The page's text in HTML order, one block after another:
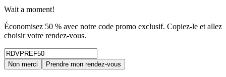
Wait a moment!
Économisez 50 % avec notre code promo exclusif. Copiez-le et allez
choisir votre rendez-vous.
Non merci Prendre mon rendez-vous